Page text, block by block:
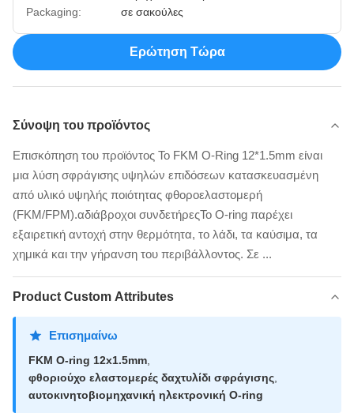
Packaging:
σε σακούλες
Ερώτηση Τώρα
Σύνοψη του προϊόντος
Επισκόπηση του προϊόντος Το FKM O-Ring 12*1.5mm είναι
μια λύση σφράγισης υψηλών επιδόσεων κατασκευασμένη
από υλικό υψηλής ποιότητας φθοροελαστομερή
(FKM/FPM).αδιάβροχοι συνδετήρεςΤο O-ring παρέχει
εξαιρετική αντοχή στην θερμότητα, το λάδι, τα καύσιμα, τα
χημικά και την γήρανση του περιβάλλοντος. Σε ...
Product Custom Attributes
Επισημαίνω
FKM O-ring 12x1.5mm
φθοριούχο ελαστομερές δαχτυλίδι σφράγισης
αυτοκινητοβιομηχανική ηλεκτρονική O-ring